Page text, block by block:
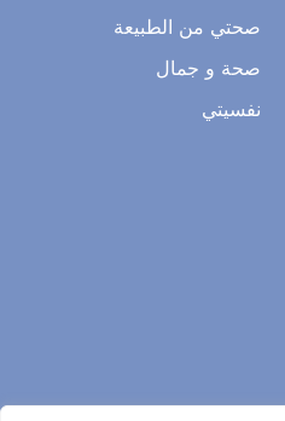
صحتي من الطبيعة
صحة و جمال
نفسيتي